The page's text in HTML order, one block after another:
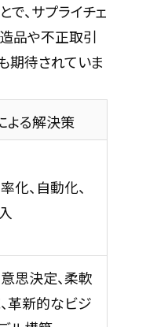
、サプライチェ
品や不正取引
期待されていま
よる解決策
化、自動化、
思決定、柔軟
革新的なビジ